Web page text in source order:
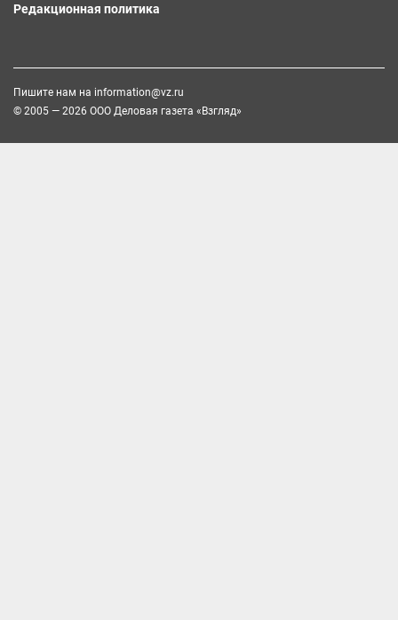
Редакционная политика
Пишите нам на information@vz.ru
© 2005 — 2026 ООО Деловая газета «Взгляд»